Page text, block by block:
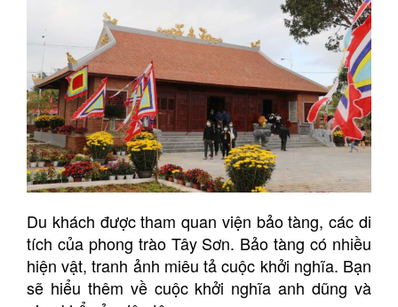
Du khách được tham quan viện bảo tàng, các di
tích của phong trào Tây Sơn. Bảo tàng có nhiều
hiện vật, tranh ảnh miêu tả cuộc khởi nghĩa. Bạn
sẽ hiểu thêm về cuộc khởi nghĩa anh dũng và